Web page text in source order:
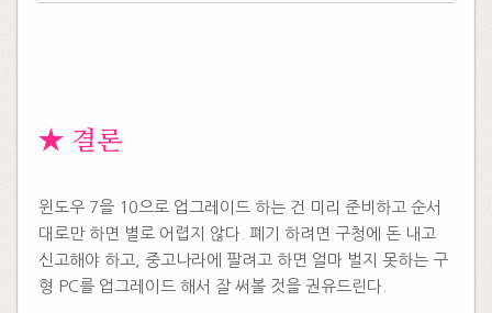
​★ 결론
윈도우 7을 10으로 업그레이드 하는 건 미리 준비하고 순서
대로만 하면 별로 어렵지 않다. 폐기 하려면 구청에 돈 내고
신고해야 하고, 중고나라에 팔려고 하면 얼마 벌지 못하는 구
형 PC를 업그레이드 해서 잘 써볼 것을 권유드린다.